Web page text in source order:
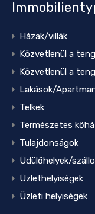
Házak/villák
Közvetlenül a
Közvetlenül a
Lakások/
Telkek
Természetes
Tulajdonságok
Üdülőhelyek/
Üzlethelyiségek
Üzleti helyiségek